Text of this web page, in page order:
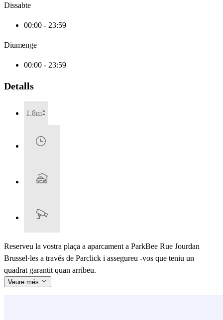
Dissabte
00:00 - 23:59
Diumenge
00:00 - 23:59
Detalls
1.8m
Reserveu la vostra plaça a aparcament a ParkBee Rue Jourdan
Brussel·les a través de Parclick i assegureu -vos que teniu un
quadrat garantit quan arribeu.
Veure més